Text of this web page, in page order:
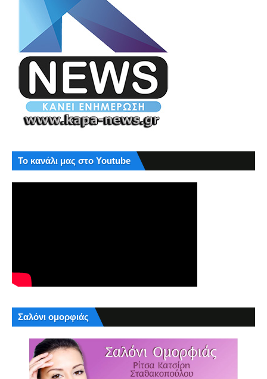
Το κανάλι μας στο Youtube
Σαλόνι ομορφιάς